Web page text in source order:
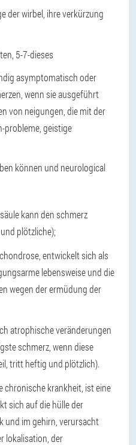
der wirbel, ihre verkürzung
5-7-dieses
asymptomatisch oder
wenn sie ausgeführt
von neigungen, die mit der
probleme, geistige
können und neurological
kann den schmerz
plötzliche);
entwickelt sich als
lebensweise und die
wegen der ermüdung der
atrophische veränderungen
schmerz, wenn diese
tritt heftig und plötzlich).
chronische krankheit, ist eine
sich auf die hülle der
und im gehirn, verursacht
lokalisation, der